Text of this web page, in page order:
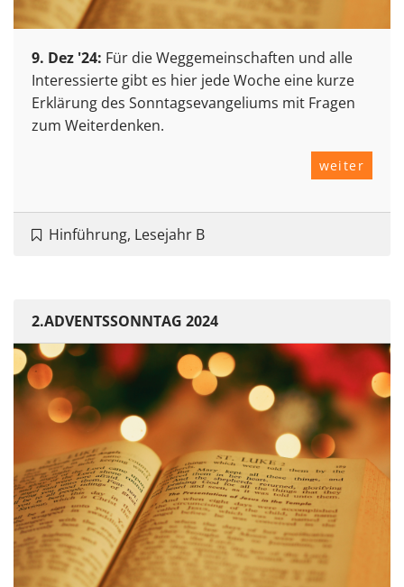
9. Dez '24: Für die Weggemeinschaften und alle
Interessierte gibt es hier jede Woche eine kurze
Erklärung des Sonntagsevangeliums mit Fragen
zum Weiterdenken.
weiter
Hinführung, Lesejahr B
2.ADVENTSSONNTAG 2024